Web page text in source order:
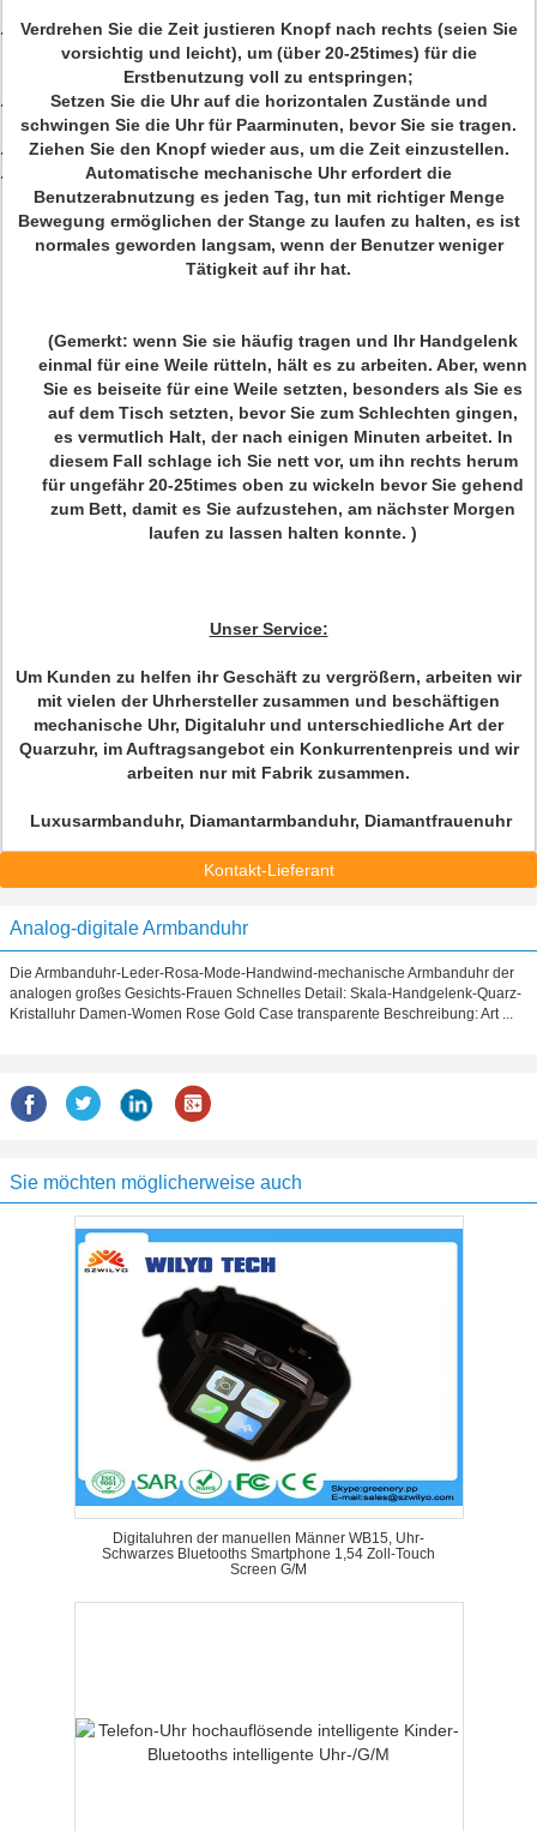
Verdrehen Sie die Zeit justieren Knopf nach rechts (seien Sie
vorsichtig und leicht), um (über 20-25times) für die
Erstbenutzung voll zu entspringen;
Setzen Sie die Uhr auf die horizontalen Zustände und
schwingen Sie die Uhr für Paarminuten, bevor Sie sie tragen.
Ziehen Sie den Knopf wieder aus, um die Zeit einzustellen.
Automatische mechanische Uhr erfordert die
Benutzerabnutzung es jeden Tag, tun mit richtiger Menge
Bewegung ermöglichen der Stange zu laufen zu halten, es ist
normales geworden langsam, wenn der Benutzer weniger
Tätigkeit auf ihr hat.
(Gemerkt: wenn Sie sie häufig tragen und Ihr Handgelenk
einmal für eine Weile rütteln, hält es zu arbeiten. Aber, wenn
Sie es beiseite für eine Weile setzten, besonders als Sie es
auf dem Tisch setzten, bevor Sie zum Schlechten gingen,
es vermutlich Halt, der nach einigen Minuten arbeitet. In
diesem Fall schlage ich Sie nett vor, um ihn rechts herum
für ungefähr 20-25times oben zu wickeln bevor Sie gehend
zum Bett, damit es Sie aufzustehen, am nächster Morgen
laufen zu lassen halten konnte. )
Unser Service:
Um Kunden zu helfen ihr Geschäft zu vergrößern, arbeiten wir
mit vielen der Uhrhersteller zusammen und beschäftigen
mechanische Uhr, Digitaluhr und unterschiedliche Art der
Quarzuhr, im Auftragsangebot ein Konkurrentenpreis und wir
arbeiten nur mit Fabrik zusammen.
Luxusarmbanduhr, Diamantarmbanduhr, Diamantfrauenuhr
Kontakt-Lieferant
Analog-digitale Armbanduhr
Die Armbanduhr-Leder-Rosa-Mode-Handwind-mechanische Armbanduhr der
analogen großes Gesichts-Frauen Schnelles Detail: Skala-Handgelenk-Quarz-
Kristalluhr Damen-Women Rose Gold Case transparente Beschreibung: Art ...
Sie möchten möglicherweise auch
Digitaluhren der manuellen Männer WB15, Uhr-
Schwarzes Bluetooths Smartphone 1,54 Zoll-Touch
Screen G/M